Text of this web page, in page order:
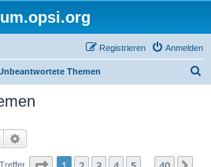
Anmelden
Registrieren
Themen
Suche